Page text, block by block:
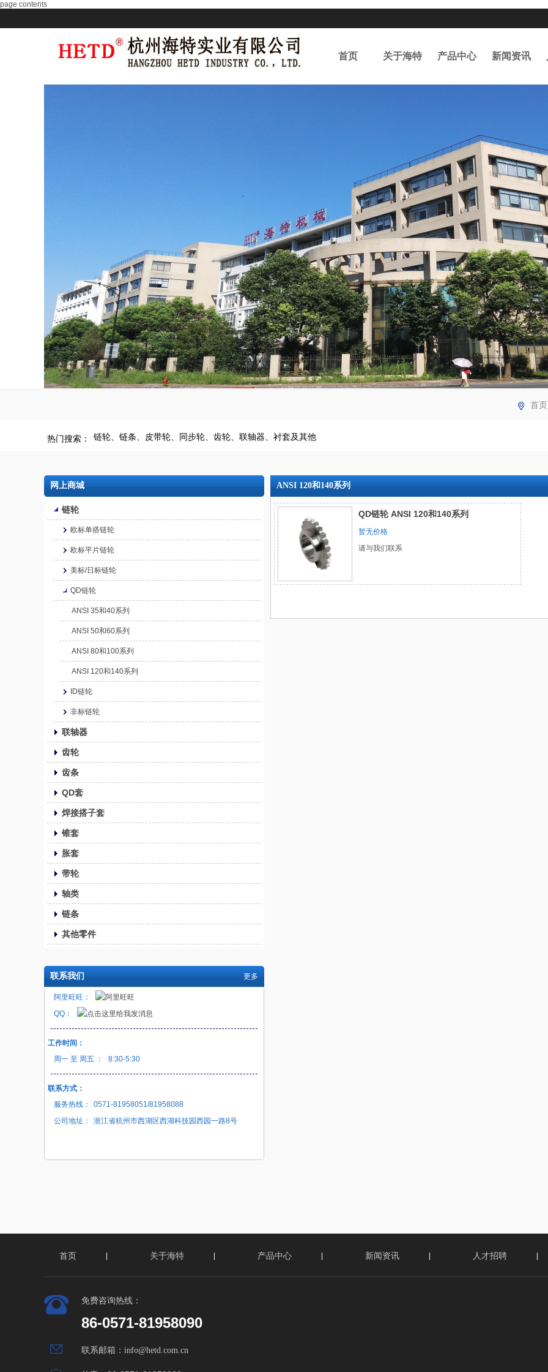
page contents
首页 关于海特 产品中心 新闻资讯
首页
链轮、 链条、 皮带轮、 同步轮、 齿轮、 联轴器、 衬套及其他
热门搜索：
网上商城
链轮
欧标单搭链轮
欧标平片链轮
美标/日标链轮
QD链轮
ANSI 35和40系列
ANSI 50和60系列
ANSI 80和100系列
ANSI 120和140系列
ID链轮
非标链轮
联轴器
齿轮
齿条
QD套
焊接搭子套
锥套
胀套
带轮
轴类
链条
其他零件
联系我们 更多
阿里旺旺：
QQ：
工作时间：
周一 至 周五 ：
8:30-5:30
联系方式：
服务热线：
0571-81958051/81958088
公司地址：
浙江省杭州市西湖区西湖科技园西园一路8号
ANSI 120和140系列
QD链轮 ANSI 120和140系列
暂无价格
请与我们联系
首页 关于海特 产品中心 新闻资讯 人才招聘
免费咨询热线：
86-0571-81958090
联系邮箱： info@hetd.com.cn